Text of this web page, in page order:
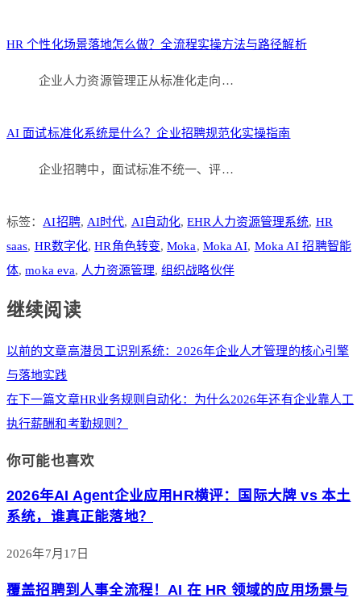
HR 个性化场景落地怎么做？全流程实操方法与路径解析
企业人力资源管理正从标准化走向…
AI 面试标准化系统是什么？企业招聘规范化实操指南
企业招聘中，面试标准不统一、评…
标签： AI招聘, AI时代, AI自动化,EHR人力资源管理系统, HR
saas, HR数字化,HR角色转变,Moka, Moka AI, Moka AI 招聘智能
体,moka eva, 人力资源管理,组织战略伙伴
继续阅读
以前的文章高潜员工识别系统：2026年企业人才管理的核心引擎
与落地实践
在下一篇文章HR业务规则自动化：为什么2026年还有企业靠人工
执行薪酬和考勤规则？
你可能也喜欢
2026年AI Agent企业应用HR横评：国际大牌 vs 本土
系统，谁真正能落地？
2026年7月17日
覆盖招聘到人事全流程！AI 在 HR 领域的应用场景与